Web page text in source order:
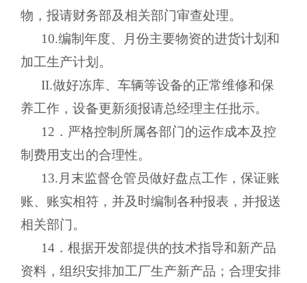
物，报请财务部及相关部门审查处理。
10.编制年度、月份主要物资的进货计划和
加工生产计划。
II.做好冻库、车辆等设备的正常维修和保
养工作，设备更新须报请总经理主任批示。
12．严格控制所属各部门的运作成本及控
制费用支出的合理性。
13.月末监督仓管员做好盘点工作，保证账
账、账实相符，并及时编制各种报表，并报送
相关部门。
14．根据开发部提供的技术指导和新产品
资料，组织安排加工厂生产新产品；合理安排